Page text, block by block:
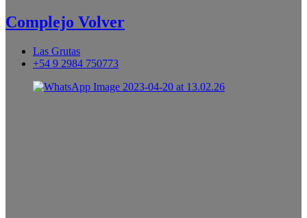
Complejo Volver
Las Grutas
+54 9 2984 750773